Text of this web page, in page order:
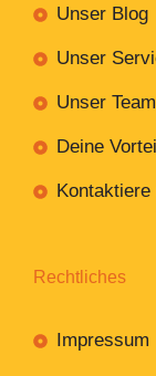
Unser Blog
Unser
Unser Team
Deine
Kontaktiere
Rechtliches
Impressum